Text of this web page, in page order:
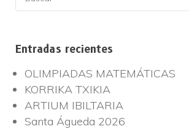
Entradas recientes
OLIMPIADAS MATEMÁTICAS
KORRIKA TXIKIA
ARTIUM IBILTARIA
Santa Águeda 2026